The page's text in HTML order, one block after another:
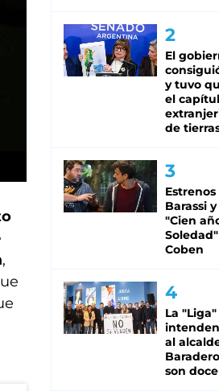
,
El
y tuvo
el
de
Barassi
"Cien
Coben
La
al
son doce